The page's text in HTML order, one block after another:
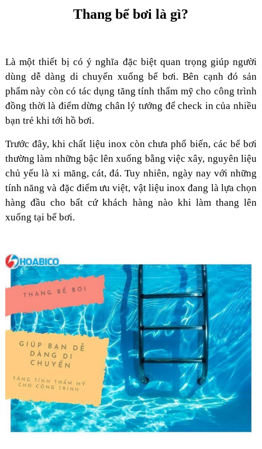
Thang bể bơi là gì?
Là một thiết bị có ý nghĩa đặc biệt quan trọng giúp người
dùng dễ dàng di chuyển xuống bể bơi. Bên cạnh đó sản
phẩm này còn có tác dụng tăng tính thẩm mỹ cho công trình
đồng thời là điểm dừng chân lý tưởng để check in của nhiều
bạn trẻ khi tới hồ bơi.
Trước đây, khi chất liệu inox còn chưa phổ biến, các bể bơi
thường làm những bậc lên xuống bằng việc xây, nguyên liệu
chủ yếu là xi măng, cát, đá. Tuy nhiên, ngày nay với những
tính năng và đặc điểm ưu việt, vật liệu inox đang là lựa chọn
hàng đầu cho bất cứ khách hàng nào khi làm thang lên
xuống tại bể bơi.